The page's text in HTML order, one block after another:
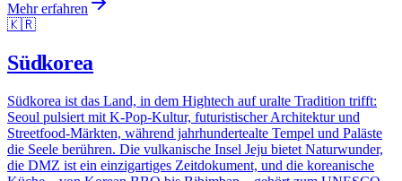
Mehr erfahren
🇰🇷
Südkorea
Südkorea ist das Land, in dem Hightech auf uralte Tradition trifft:
Seoul pulsiert mit K-Pop-Kultur, futuristischer Architektur und
Streetfood-Märkten, während jahrhundertealte Tempel und Paläste
die Seele berühren. Die vulkanische Insel Jeju bietet Naturwunder,
die DMZ ist ein einzigartiges Zeitdokument, und die koreanische